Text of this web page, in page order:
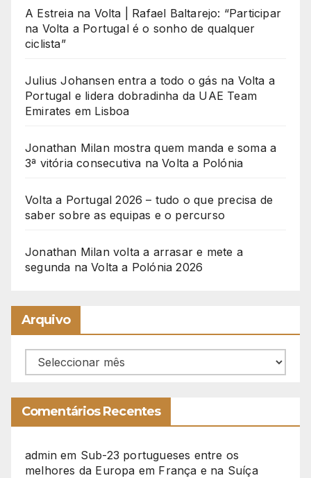
A Estreia na Volta | Rafael Baltarejo: “Participar
na Volta a Portugal é o sonho de qualquer
ciclista”
Julius Johansen entra a todo o gás na Volta a
Portugal e lidera dobradinha da UAE Team
Emirates em Lisboa
Jonathan Milan mostra quem manda e soma a
3ª vitória consecutiva na Volta a Polónia
Volta a Portugal 2026 – tudo o que precisa de
saber sobre as equipas e o percurso
Jonathan Milan volta a arrasar e mete a
segunda na Volta a Polónia 2026
Arquivo
Arquivo
Comentários Recentes
admin em Sub-23 portugueses entre os
melhores da Europa em França e na Suíça